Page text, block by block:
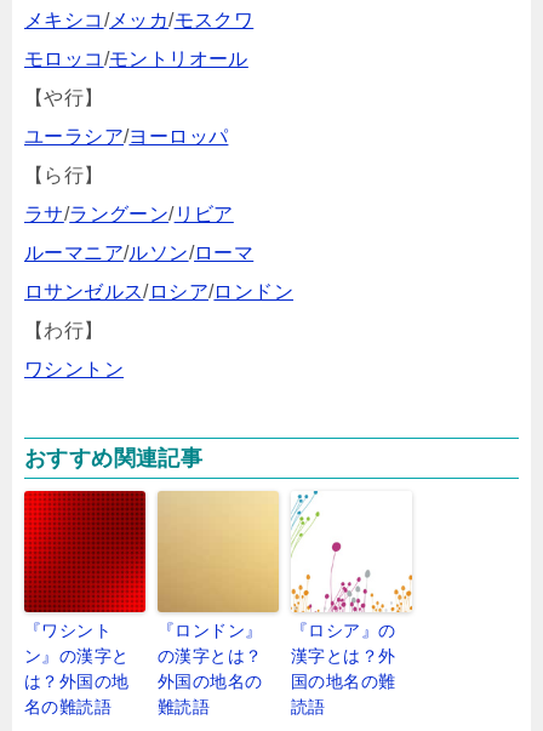
メキシコ /メッカ/モスクワ
モロッコ /モントリオール
【や行】
ユーラシア/ヨーロッパ
【ら行】
ラサ/ラングーン/リビア
ルーマニア/ルソン/ローマ
ロサンゼルス/ロシア/ロンドン
【わ行】
ワシントン
おすすめ関連記事
『ワシント
ン』の漢字と
は？外国の地
名の難読語
『ロンドン』
の漢字とは？
外国の地名の
難読語
『ロシア』の
漢字とは？外
国の地名の難
読語